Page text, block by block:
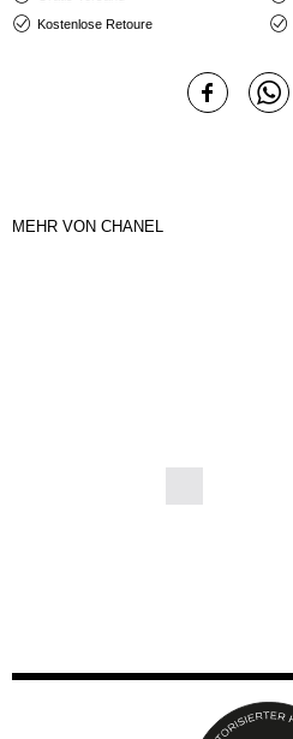
Kostenlose Retoure
MEHR VON CHANEL